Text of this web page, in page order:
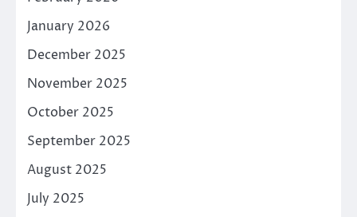
January 2026
December 2025
November 2025
October 2025
September 2025
August 2025
July 2025